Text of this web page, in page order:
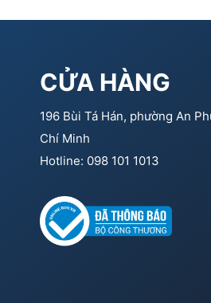
CỬA HÀNG
196 Bùi Tá Hán, phường An
Chí Minh
Hotline: 098 101 1013